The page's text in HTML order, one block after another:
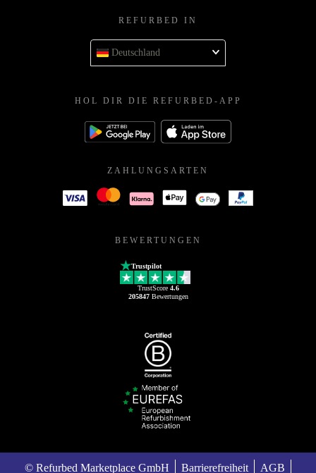
REFURBED IN
Deutschland
HOL DIR DIE REFURBED-APP
ZAHLUNGSARTEN
BEWERTUNGEN
Trustpilot
TrustScore 4.6
205847Bewertungen
© Refurbed Marketplace GmbH Barrierefreiheit AGB